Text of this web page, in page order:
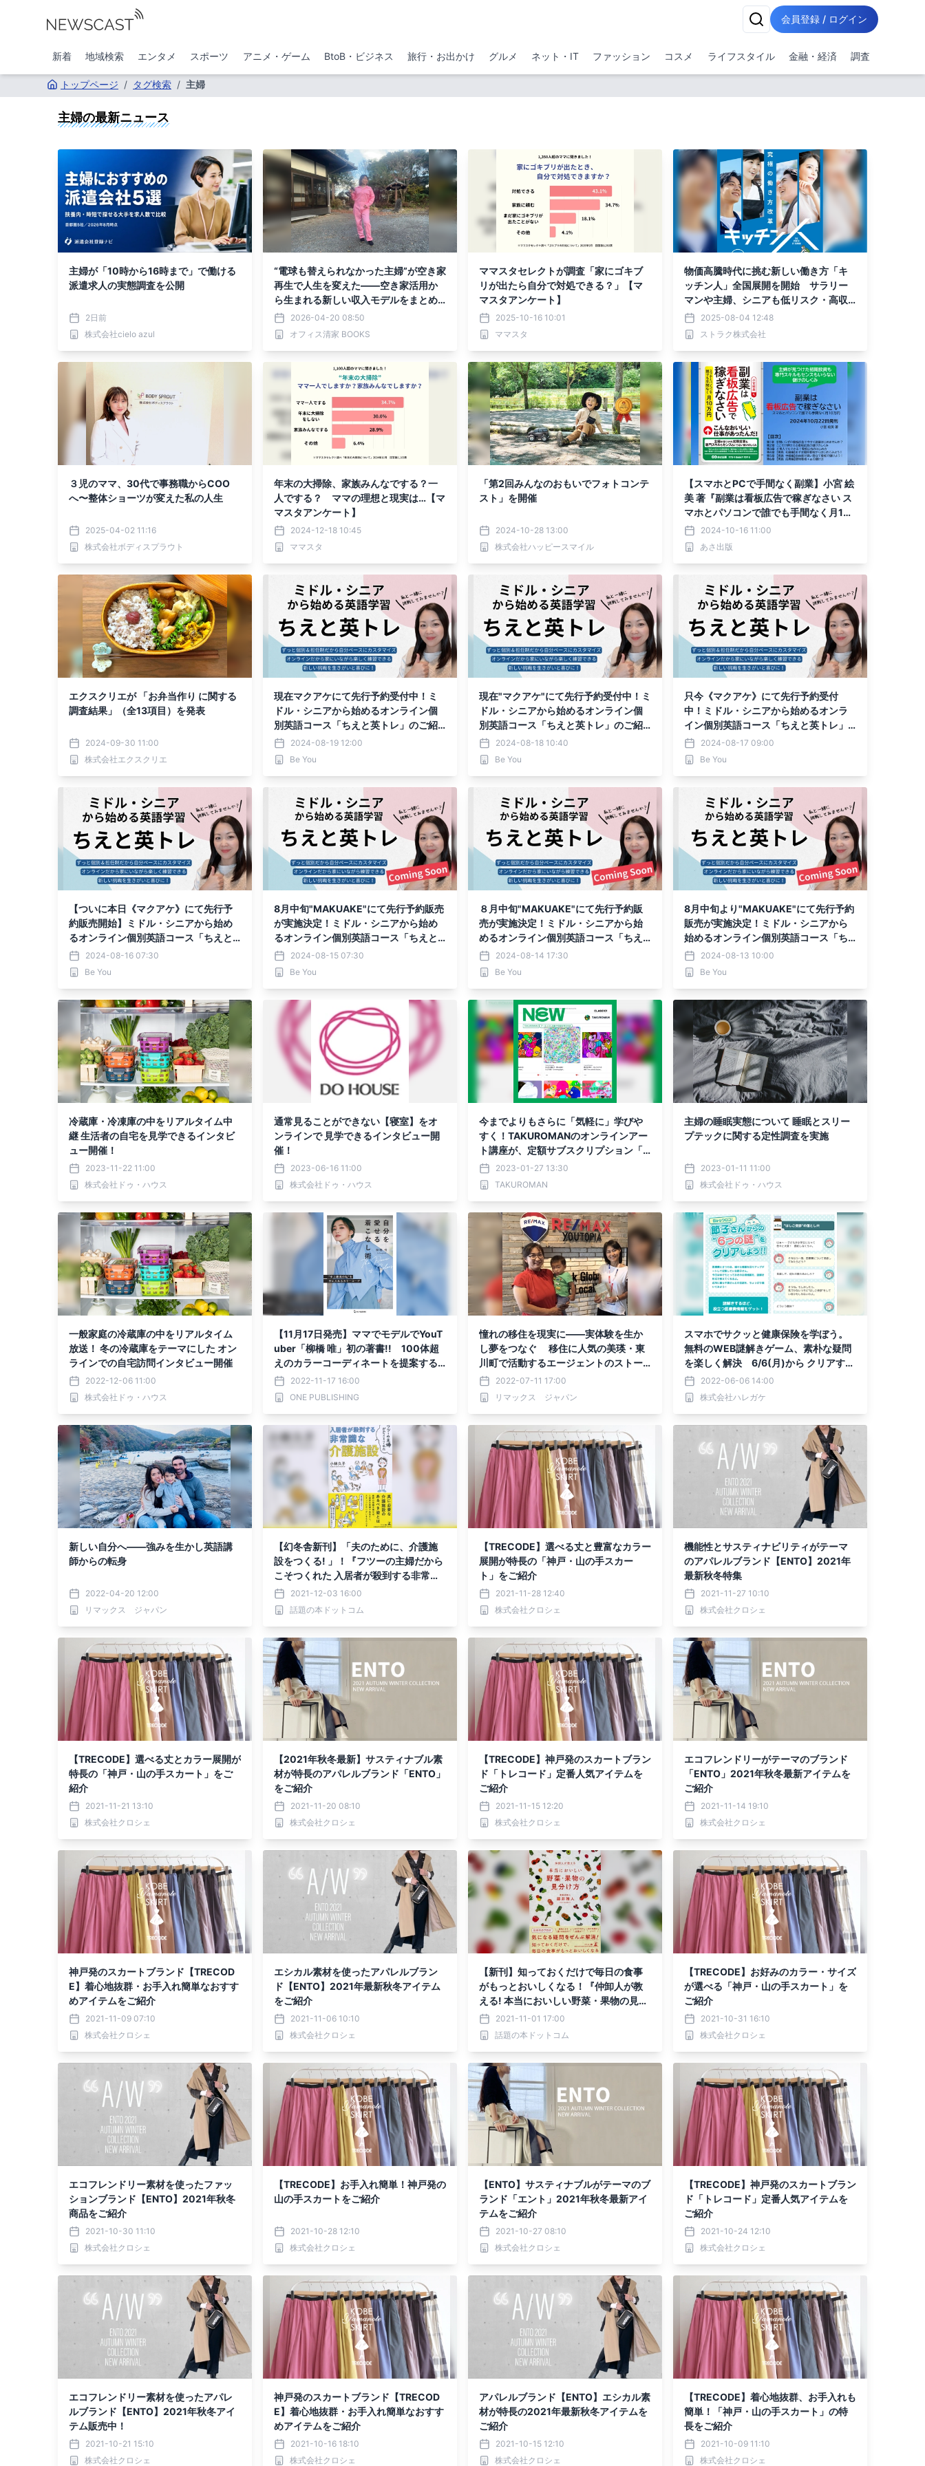
会員登録 / ログイン
新着 地域検索 エンタメ スポーツ アニメ・ゲーム BtoB・ビジネス 旅行・お出かけ グルメ ネット・IT ファッション コスメ ライフスタイル 金融・経済 調査
トップページ / タグ検索 / 主婦
主婦の最新ニュース
主婦が「10時から16時まで」で働ける
派遣求人の実態調査を公開
2日前
株式会社cielo azul
“電球も替えられなかった主婦”が空き家
再生で人生を変えた――空き家活用か
ら生まれる新しい収入モデルをまとめ
た一冊、株式会社オフィス清家 BOOKS
より発売
2026-04-20 08:50
オフィス清家 BOOKS
ママスタセレクトが調査「家にゴキブ
リが出たら自分で対処できる？」【マ
マスタアンケート】
2025-10-16 10:01
ママスタ
物価高騰時代に挑む新しい働き方「キ
ッチン人」全国展開を開始 サラリー
マンや主婦、シニアも低リスク・高収
入を狙える
2025-08-04 12:48
ストラク株式会社
３児のママ、30代で事務職からCOO
へ〜整体ショーツが変えた私の人生
2025-04-02 11:16
株式会社ボディスプラウト
年末の大掃除、家族みんなでする？一
人でする？ ママの理想と現実は…【マ
マスタアンケート】
2024-12-18 10:45
ママスタ
「第2回みんなのおもいでフォトコンテ
スト」を開催
2024-10-28 13:00
株式会社ハッピースマイル
【スマホとPCで手間なく副業】小宮 絵
美 著『副業は看板広告で稼ぎなさい ス
マホとパソコンで誰でも手間なく月10
万円』2024年10月22日刊行
2024-10-16 11:00
あさ出版
エクスクリエが 「お弁当作り に関する
調査結果」（全13項目）を発表
2024-09-30 11:00
株式会社エクスクリエ
現在マクアケにて先行予約受付中！ミ
ドル・シニアから始めるオンライン個
別英語コース「ちえと英トレ」のご紹
介
2024-08-19 12:00
Be You
現在"マクアケ"にて先行予約受付中！ミ
ドル・シニアから始めるオンライン個
別英語コース「ちえと英トレ」のご紹
介
2024-08-18 10:40
Be You
只今《マクアケ》にて先行予約受付
中！ミドル・シニアから始めるオンラ
イン個別英語コース「ちえと英トレ」
のご紹介2024-08-17 09:00
Be You
【ついに本日《マクアケ》にて先行予
約販売開始】ミドル・シニアから始め
るオンライン個別英語コース「ちえと
英トレ」のご紹介
2024-08-16 07:30
Be You
8月中旬"MAKUAKE"にて先行予約販売
が実施決定！ミドル・シニアから始め
るオンライン個別英語コース「ちえと
英トレ」2024-08-15 07:30
Be You
８月中旬"MAKUAKE"にて先行予約販
売が実施決定！ミドル・シニアから始
めるオンライン個別英語コース「ちえ
と英トレ」
2024-08-14 17:30
Be You
8月中旬より"MAKUAKE"にて先行予約
販売が実施決定！ミドル・シニアから
始めるオンライン個別英語コース「ち
えと英トレ」
2024-08-13 10:00
Be You
冷蔵庫・冷凍庫の中をリアルタイム中
継 生活者の自宅を見学できるインタビ
ュー開催！
2023-11-22 11:00
株式会社ドゥ・ハウス
通常見ることができない【寝室】をオ
ンラインで 見学できるインタビュー開
催！
2023-06-16 11:00
株式会社ドゥ・ハウス
今までよりもさらに「気軽に」学びや
すく！TAKUROMANのオンラインアー
ト講座が、定額サブスクリプション「C
LASS101+」にて1月26日より提供開始
2023-01-27 13:30
TAKUROMAN
主婦の睡眠実態について 睡眠とスリー
プテックに関する定性調査を実施
2023-01-11 11:00
株式会社ドゥ・ハウス
一般家庭の冷蔵庫の中をリアルタイム
放送！ 冬の冷蔵庫をテーマにした オン
ラインでの自宅訪問インタビュー開催
2022-12-06 11:00
株式会社ドゥ・ハウス
【11月17日発売】ママでモデルでYouT
uber「柳橋 唯」初の著書!! 100体超
えのカラーコーディネートを提案する
「自分を愛せる着こなし術」が発売
2022-11-17 16:00
ONE PUBLISHING
憧れの移住を現実に――実体験を生か
し夢をつなぐ 移住に人気の美瑛・東
川町で活動するエージェントのストー
リーを公開
2022-07-11 17:00
リマックス ジャパン
スマホでサクッと健康保険を学ぼう。
無料のWEB謎解きゲーム、素朴な疑問
を楽しく解決 6/6(月)から クリアする
と参加できる抽選賞品あり
2022-06-06 14:00
株式会社ハレガケ
新しい自分へ――強みを生かし英語講
師からの転身
2022-04-20 12:00
リマックス ジャパン
【幻冬舎新刊】「夫のために、介護施
設をつくる! 」！『フツーの主婦だから
こそつくれた 入居者が殺到する非常識
な介護施設』11月16日発売！
2021-12-03 16:00
話題の本ドットコム
【TRECODE】選べる丈と豊富なカラー
展開が特長の「神戸・山の手スカー
ト」をご紹介
2021-11-28 12:40
株式会社クロシェ
機能性とサスティナビリティがテーマ
のアパレルブランド【ENTO】2021年
最新秋冬特集
2021-11-27 10:10
株式会社クロシェ
【TRECODE】選べる丈とカラー展開が
特長の「神戸・山の手スカート」をご
紹介
2021-11-21 13:10
株式会社クロシェ
【2021年秋冬最新】サスティナブル素
材が特長のアパレルブランド「ENTO」
をご紹介
2021-11-20 08:10
株式会社クロシェ
【TRECODE】神戸発のスカートブラン
ド「トレコード」定番人気アイテムを
ご紹介
2021-11-15 12:20
株式会社クロシェ
エコフレンドリーがテーマのブランド
「ENTO」2021年秋冬最新アイテムを
ご紹介
2021-11-14 19:10
株式会社クロシェ
神戸発のスカートブランド【TRECOD
E】着心地抜群・お手入れ簡単なおすす
めアイテムをご紹介
2021-11-09 07:10
株式会社クロシェ
エシカル素材を使ったアパレルブラン
ド【ENTO】2021年最新秋冬アイテム
をご紹介
2021-11-06 10:10
株式会社クロシェ
【新刊】知っておくだけで毎日の食事
がもっとおいしくなる！『仲卸人が教
える! 本当においしい野菜・果物の見分
け方』11月1日発売！
2021-11-01 17:00
話題の本ドットコム
【TRECODE】お好みのカラー・サイズ
が選べる「神戸・山の手スカート」を
ご紹介
2021-10-31 16:10
株式会社クロシェ
エコフレンドリー素材を使ったファッ
ションブランド【ENTO】2021年秋冬
商品をご紹介
2021-10-30 11:10
株式会社クロシェ
【TRECODE】お手入れ簡単！神戸発の
山の手スカートをご紹介
2021-10-28 12:10
株式会社クロシェ
【ENTO】サスティナブルがテーマのブ
ランド「エント」2021年秋冬最新アイ
テムをご紹介
2021-10-27 08:10
株式会社クロシェ
【TRECODE】神戸発のスカートブラン
ド「トレコード」定番人気アイテムを
ご紹介
2021-10-24 12:10
株式会社クロシェ
エコフレンドリー素材を使ったアパレ
ルブランド【ENTO】2021年秋冬アイ
テム販売中！
2021-10-21 15:10
株式会社クロシェ
神戸発のスカートブランド【TRECOD
E】着心地抜群・お手入れ簡単なおすす
めアイテムをご紹介
2021-10-16 18:10
株式会社クロシェ
アパレルブランド【ENTO】エシカル素
材が特長の2021年最新秋冬アイテムを
ご紹介
2021-10-15 12:10
株式会社クロシェ
【TRECODE】着心地抜群、お手入れも
簡単！「神戸・山の手スカート」の特
長をご紹介
2021-10-09 11:10
株式会社クロシェ